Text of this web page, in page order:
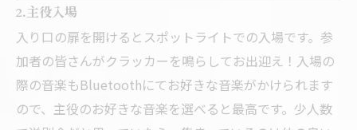
2.主役入場
入り口の扉を開けるとスポットライトでの入場です。参
加者の皆さんがクラッカーを鳴らしてお出迎え！入場の
際の音楽もBluetoothにてお好きな音楽がかけられます
ので、主役のお好きな音楽を選べると最高です。少人数